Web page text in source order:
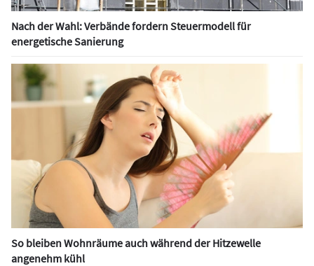
Nach der Wahl: Verbände fordern Steuermodell für
energetische Sanierung
So bleiben Wohnräume auch während der Hitzewelle
angenehm kühl